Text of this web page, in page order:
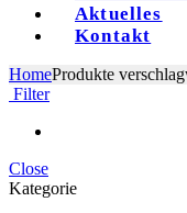
Aktuelles
Kontakt
HomeProdukte
Filter
Close
Kategorie